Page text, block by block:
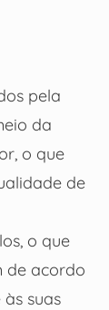
pela
da
o que
de
o que
de acordo
suas